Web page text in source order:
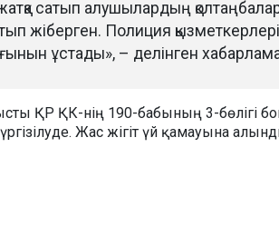
сатып алушылардың
жіберген. Полиция
ұстады», – делінген
ҚР ҚК-нің 190-бабының 3-бөлігі
Жас жігіт үй қамауына